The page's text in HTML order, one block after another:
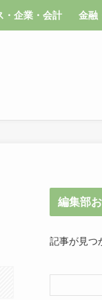
・企業・会計 金融
編集部
記事が見つ